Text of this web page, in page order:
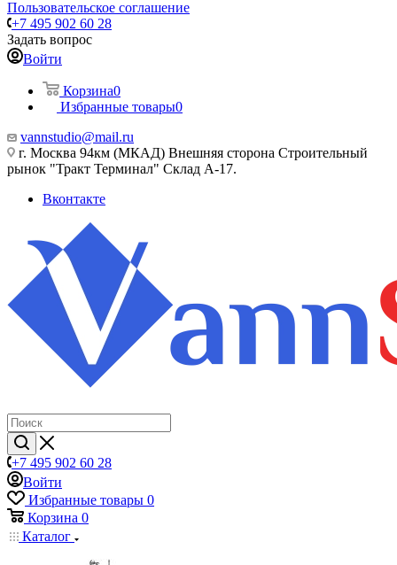
Пользовательское соглашение
+7 495 902 60 28
Задать вопрос
Войти
Корзина0
Избранные товары0
vannstudio@mail.ru
г. Москва 94км (МКАД) Внешняя сторона Строительный
рынок "Тракт Терминал" Склад А-17.
Вконтакте
+7 495 902 60 28
Войти
Избранные товары 0
Корзина 0
Каталог